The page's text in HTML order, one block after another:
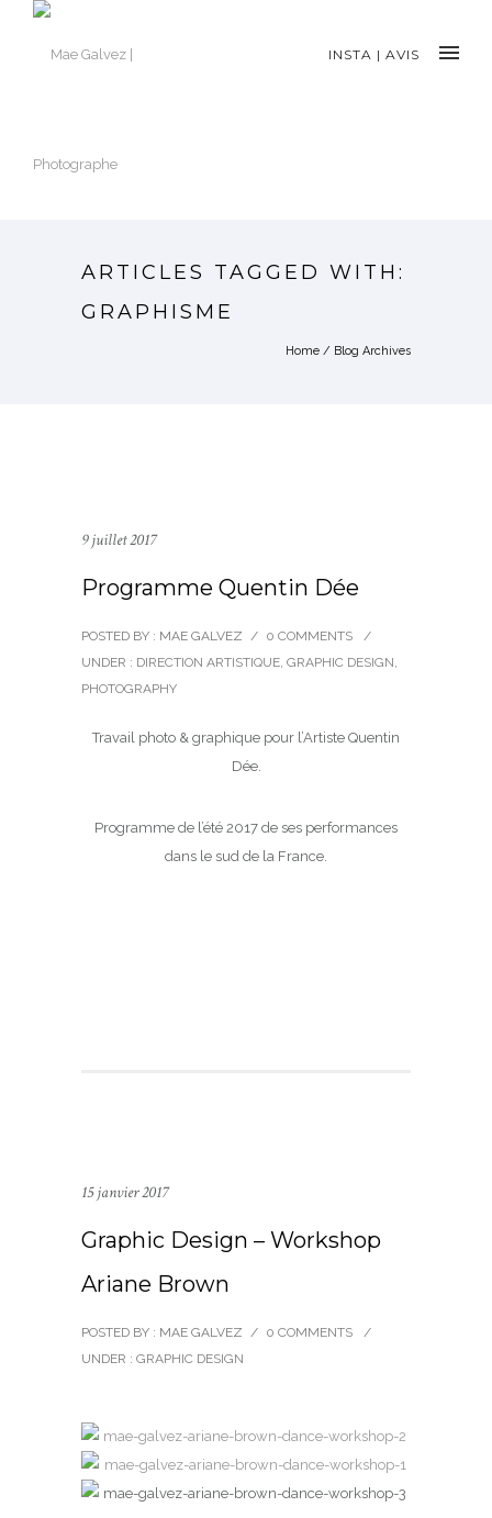
INSTA | AVIS
ARTICLES TAGGED WITH:
GRAPHISME
Home / Blog Archives
9 juillet 2017
Programme Quentin Dée
POSTED BY : MAE GALVEZ / 0 COMMENTS
/
UNDER : DIRECTION ARTISTIQUE, GRAPHIC DESIGN,
PHOTOGRAPHY
Travail photo & graphique pour l’Artiste Quentin
Dée.
Programme de l’été 2017 de ses performances
dans le sud de la France.
15 janvier 2017
Graphic Design – Workshop
Ariane Brown
POSTED BY : MAE GALVEZ / 0 COMMENTS
/
UNDER : GRAPHIC DESIGN